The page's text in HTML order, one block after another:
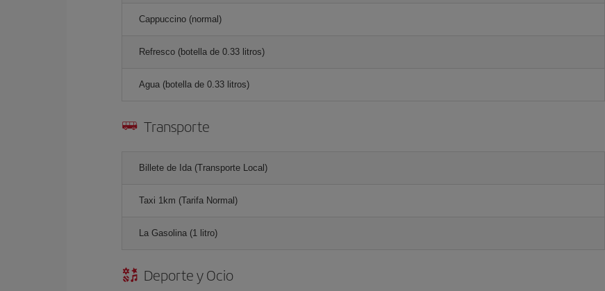
Cappuccino (normal)
Refresco (botella de 0.33 litros)
Agua (botella de 0.33 litros)
Transporte
Billete de Ida (Transporte Local)
Taxi 1km (Tarifa Normal)
La Gasolina (1 litro)
Deporte y Ocio